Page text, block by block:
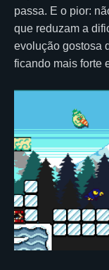
passa. E o pior:
que reduzam a
evolução gostosa
ficando mais forte